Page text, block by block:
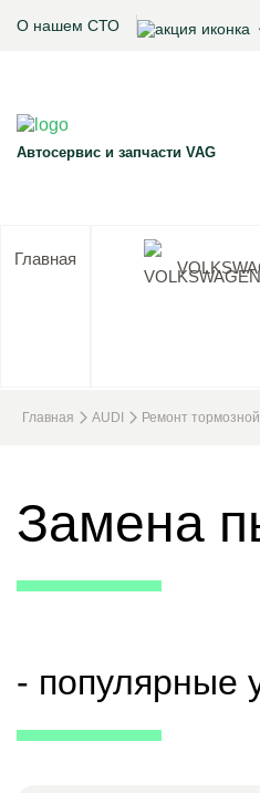
О нашем СТО
Автосервис и запчасти VAG
Главная
Главная AUDI Ремонт
Замена
- популярные